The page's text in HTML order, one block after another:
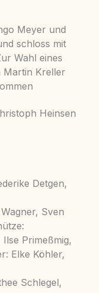
Meyer und
schloss mit
Wahl eines
Martin Kreller
Heinsen
Detgen,
Sven
Primeßmig,
Elke Köhler,
Schlegel,